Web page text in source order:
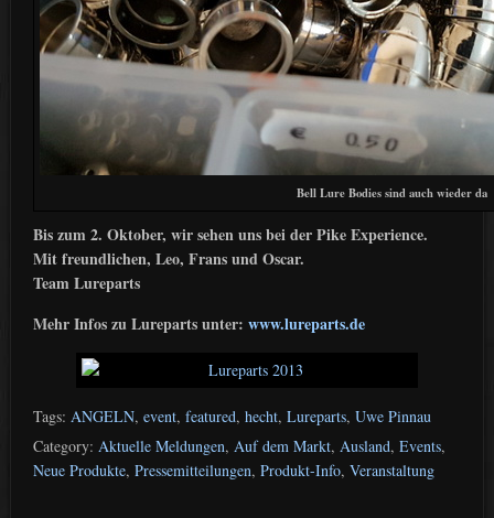
Bell Lure Bodies sind auch wieder da
Bis zum 2. Oktober, wir sehen uns bei der Pike Experience.
Mit freundlichen, Leo, Frans und Oscar.
Team Lureparts
Mehr Infos zu Lureparts unter: www.lureparts.de
Tags: ANGELN, event, featured, hecht, Lureparts, Uwe Pinnau
Category: Aktuelle Meldungen, Auf dem Markt, Ausland, Events,
Neue Produkte, Pressemitteilungen, Produkt-Info, Veranstaltung